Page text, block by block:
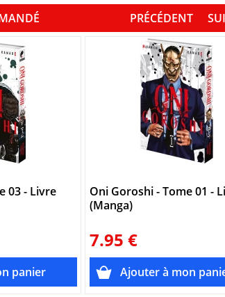
PRÉCÉDENT
03 - Livre
Oni Goroshi - Tome 01 -
(Manga)
7.95 €